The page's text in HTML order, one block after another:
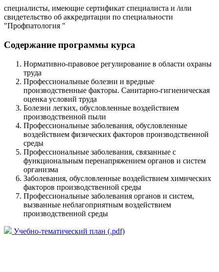
специалисты, имеющие сертификат специалиста и /или
свидетельство об аккредитации по специальности
"Профпатология "
Содержание программы курса
Нормативно-правовое регулирование в области охраны
труда
Профессиональные болезни и вредные
производственные факторы. Санитарно-гигиеническая
оценка условий труда
Болезни легких, обусловленные воздействием
производственной пыли
Профессиональные заболевания, обусловленные
воздействием физических факторов производственной
среды
Профессиональные заболевания, связанные с
функциональным перенапряжением органов и систем
организма
Заболевания, обусловленные воздействием химических
факторов производственной среды
Профессиональные заболевания органов и систем,
вызванные неблагоприятным воздействием
производственной среды
Учебно-тематический план (.pdf)